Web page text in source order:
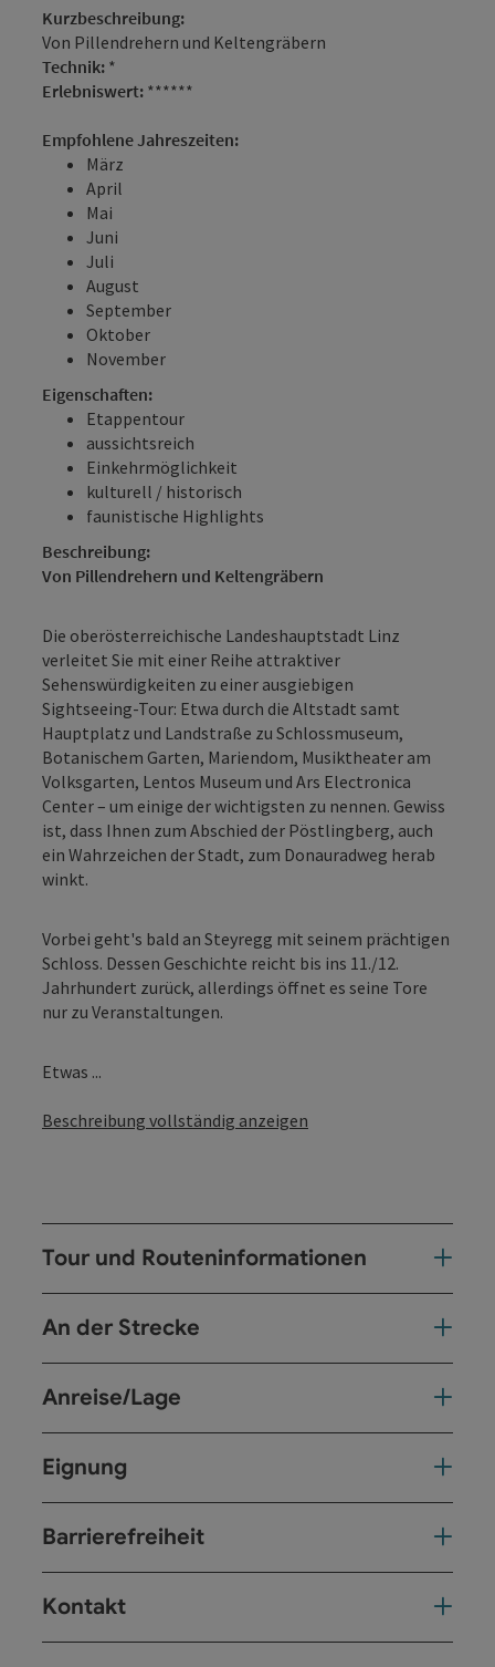
Kurzbeschreibung:
Von Pillendrehern und Keltengräbern
Technik: *
Erlebniswert: ******
Empfohlene Jahreszeiten:
März
April
Mai
Juni
Juli
August
September
Oktober
November
Eigenschaften:
Etappentour
aussichtsreich
Einkehrmöglichkeit
kulturell / historisch
faunistische Highlights
Beschreibung:
Von Pillendrehern und Keltengräbern
Die oberösterreichische Landeshauptstadt Linz
verleitet Sie mit einer Reihe attraktiver
Sehenswürdigkeiten zu einer ausgiebigen
Sightseeing-Tour: Etwa durch die Altstadt samt
Hauptplatz und Landstraße zu Schlossmuseum,
Botanischem Garten, Mariendom, Musiktheater am
Volksgarten, Lentos Museum und Ars Electronica
Center – um einige der wichtigsten zu nennen. Gewiss
ist, dass Ihnen zum Abschied der Pöstlingberg, auch
ein Wahrzeichen der Stadt, zum Donauradweg herab
winkt.
Vorbei geht's bald an Steyregg mit seinem prächtigen
Schloss. Dessen Geschichte reicht bis ins 11./12.
Jahrhundert zurück, allerdings öffnet es seine Tore
nur zu Veranstaltungen.
Etwas ...
Beschreibung vollständig anzeigen
Tour und Routeninformationen
An der Strecke
Anreise/Lage
Eignung
Barrierefreiheit
Kontakt